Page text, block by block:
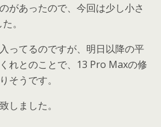
があったので、今回は少し小さ
。
ってるのですが、明日以降の平
れとのことで、13 Pro Maxの修
そうです。
しました。